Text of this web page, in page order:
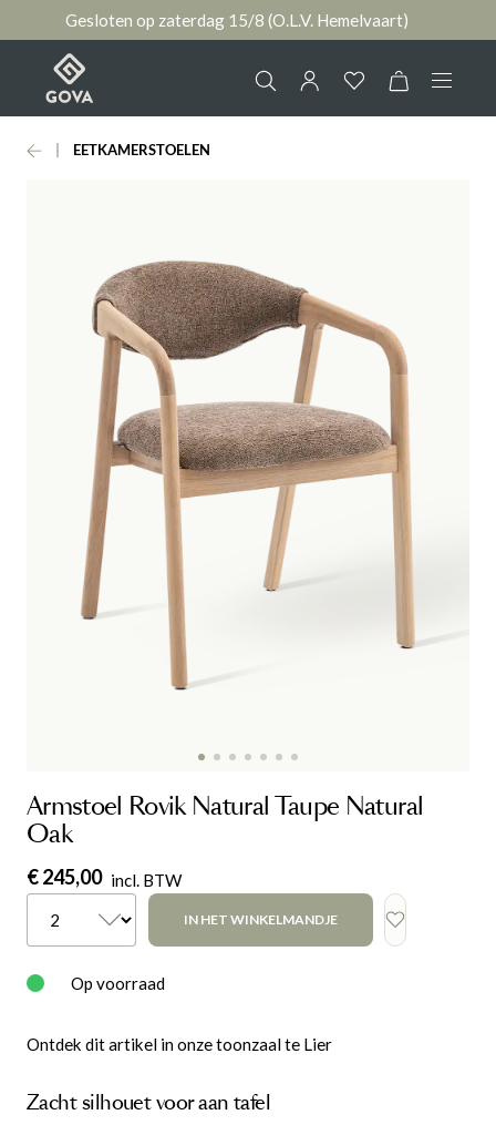
Gesloten op zaterdag 15/8 (O.L.V. Hemelvaart)
Collectie
Merken
Nieuws & Inspiratie
Contact
AANMELDEN
ofregistreren
EETKAMERSTOELEN
Armstoel Rovik Natural Taupe Natural
Oak
€ 245,00 incl. BTW
IN HET WINKELMANDJE
Op voorraad
Ontdek dit artikel in onze toonzaal te Lier
Zacht silhouet voor aan tafel